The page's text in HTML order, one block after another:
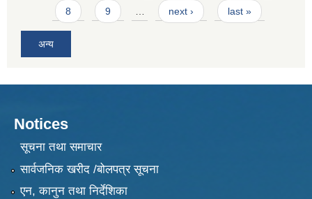
8 9 … next › last »
अन्य
Notices
सूचना तथा समाचार
सार्वजनिक खरीद /बोलपत्र सूचना
एन, कानुन तथा निर्देशिका